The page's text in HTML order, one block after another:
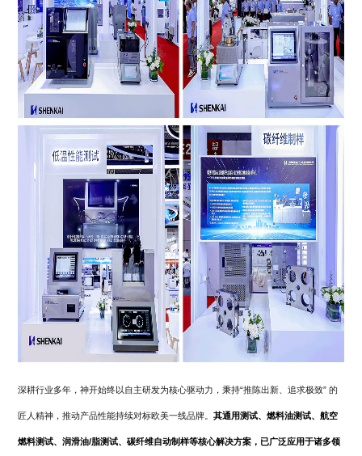
深耕行业多年，神开始终以自主研发为核心驱动力，秉持“推陈出新、追求极致” 的
匠人精神，推动产品性能持续对标欧美一线品牌。其通用测试、燃料油测试、航空
燃料测试、润滑油/脂测试、碳纤维自动制样等核心解决方案，已广泛应用于诸多领